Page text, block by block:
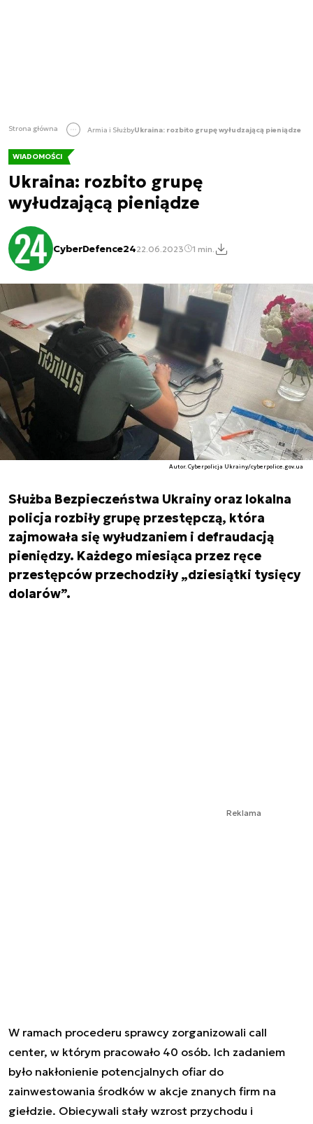
Strona główna Armia i SłużbyUkraina: rozbito grupę wyłudzającą pieniądze
WIADOMOŚCI
Ukraina: rozbito grupę
wyłudzającą pieniądze
CyberDefence2422.06.2023 1 min.
Autor. Cyberpolicja Ukrainy/cyberpolice.gov.ua
Służba Bezpieczeństwa Ukrainy oraz lokalna
policja rozbiły grupę przestępczą, która
zajmowała się wyłudzaniem i defraudacją
pieniędzy. Każdego miesiąca przez ręce
przestępców przechodziły „dziesiątki tysięcy
dolarów”.
Reklama
W ramach procederu sprawcy zorganizowali call
center, w którym pracowało 40 osób. Ich zadaniem
było nakłonienie potencjalnych ofiar do
zainwestowania środków w akcje znanych firm na
giełdzie. Obiecywali stały wzrost przychodu i